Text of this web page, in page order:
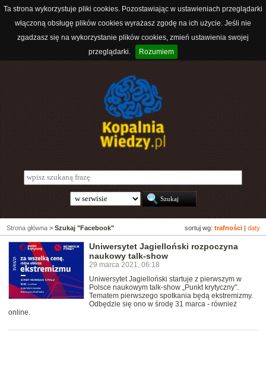
Ta strona wykorzystuje pliki cookies. Pozostawiając w ustawieniach przeglądarki
włączoną obsługę plików cookies wyrażasz zgodę na ich użycie. Jeśli nie
zgadzasz się na wykorzystanie plików cookies, zmień ustawienia swojej
przeglądarki.
Rozumiem
sortuj wg: trafności daty
Strona główna > Szukaj "Facebook"
Uniwersytet Jagielloński rozpoczyna
naukowy talk-show
29 marca 2021, 06:18
Uniwersytet Jagielloński startuje z pierwszym w
Polsce naukowym talk-show „Punkt krytyczny".
Tematem pierwszego spotkania będą ekstremizmy.
Odbędzie się ono w środę 31 marca - również
online.